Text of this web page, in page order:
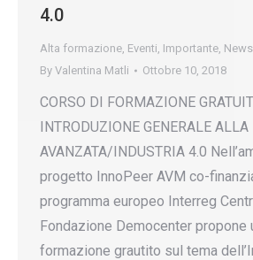
4.0
Alta formazione, Eventi, Importante, News
By Valentina Matli Ottobre 10, 2018
CORSO DI FORMAZIONE
INTRODUZIONE GENERALE
AVANZATA/INDUSTRIA 4.0
progetto InnoPeer AVM co-
programma europeo Interreg
Fondazione Democenter propone
formazione grautito sul tema